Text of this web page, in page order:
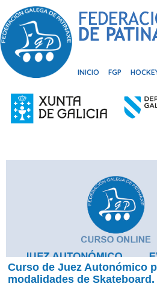
INICIO FGP
Curso de Juez Autonómico
modalidades de Skateboard.